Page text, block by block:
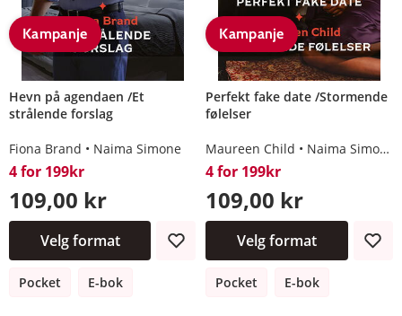
Kampanje
Hevn på agendaen /Et
strålende forslag
Fiona Brand Naima Simone
4 for 199kr
109,00 kr
Velg format
Pocket E-bok
Kampanje
Perfekt fake date /Stormende
følelser
Maureen Child Naima Simone
4 for 199kr
109,00 kr
Velg format
Pocket E-bok